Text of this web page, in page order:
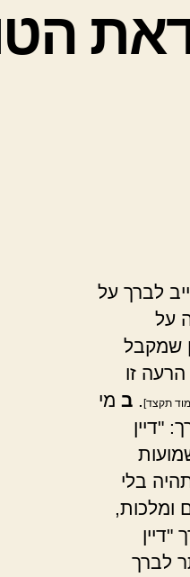
לברך על
על
שמקבל
זו
תקצד] ב מי
"דיין
בלי
לברך